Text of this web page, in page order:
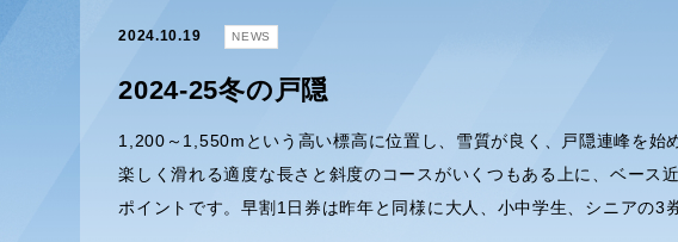
2024.10.19 NEWS
2024-25冬の戸隠
1,200～1,550mという高い標高に位置し、雪質が良く、戸隠連峰を始
楽しく滑れる適度な長さと斜度のコースがいくつもある上に、ベース
ポイントです。早割1日券は昨年と同様に大人、小中学生、シニアの3